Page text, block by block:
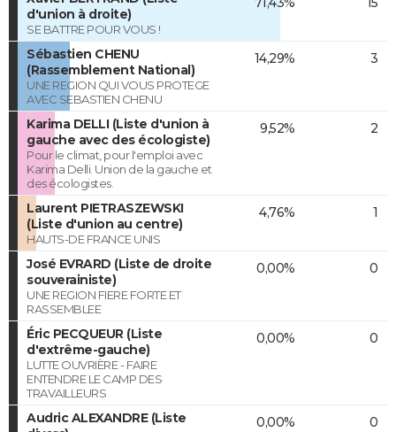
d'union à droite)
SE BATTRE POUR VOUS !
Sébastien CHENU
(Rassemblement National)
UNE REGION QUI VOUS PROTEGE
AVEC SEBASTIEN CHENU
14,29% 3
Karima DELLI (Liste d'union à
gauche avec des écologiste)
Pour le climat, pour l'emploi avec
Karima Delli. Union de la gauche et
des écologistes.
9,52% 2
Laurent PIETRASZEWSKI
(Liste d'union au centre)
HAUTS-DE FRANCE UNIS
4,76% 1
José EVRARD (Liste de droite
souverainiste)
UNE REGION FIERE FORTE ET
RASSEMBLEE
0,00% 0
Éric PECQUEUR (Liste
d'extrême-gauche)
LUTTE OUVRIÈRE - FAIRE
ENTENDRE LE CAMP DES
TRAVAILLEURS
0,00% 0
Audric ALEXANDRE (Liste
0,00% 0